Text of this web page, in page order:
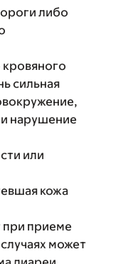
либо
сильная
нарушение
или
кожа
при приеме
может